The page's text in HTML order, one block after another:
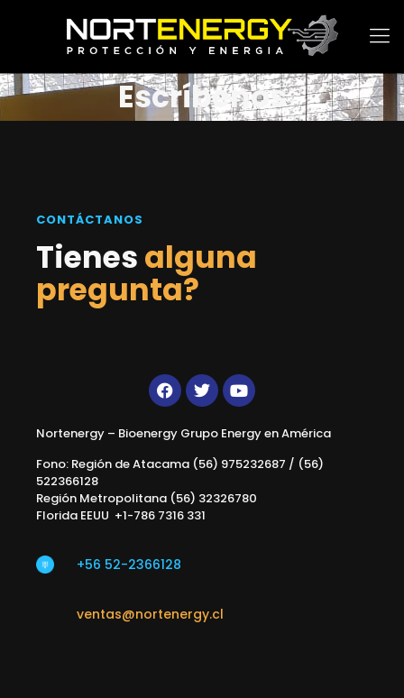
Escríbenos
CONTÁCTANOS
Tienesalguna
pregunta?
Nortenergy – Bioenergy Grupo Energy en América
Fono: Región de Atacama (56) 975232687 / (56)
522366128
Región Metropolitana (56) 32326780
Florida EEUU +1-786 7316 331
+56 52-2366128
ventas@nortenergy.cl